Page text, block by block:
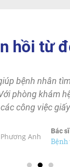
hồi từ
bệnh nhân
phòng khám
các công việc
Bác
Bệnh